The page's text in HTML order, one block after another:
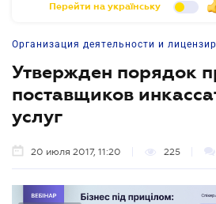
Перейти на українську
Организация деятельности и
Утвержден порядок
поставщиков
услуг
20 июля 2017, 11:20 225